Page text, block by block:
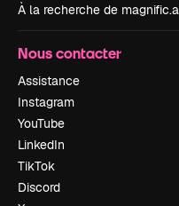
À la recherche de
Nous contacter
Assistance
Instagram
YouTube
LinkedIn
TikTok
Discord